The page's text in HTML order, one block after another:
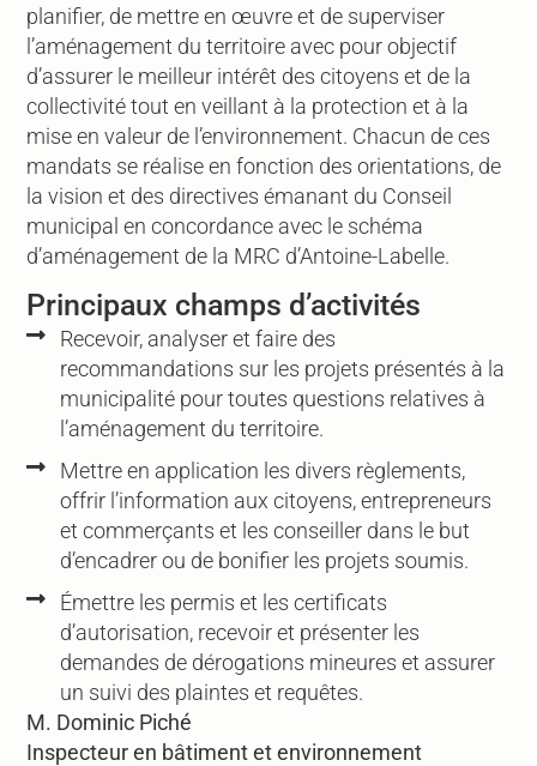
planifier, de mettre en œuvre et de superviser
l’aménagement du territoire avec pour objectif
d’assurer le meilleur intérêt des citoyens et de la
collectivité tout en veillant à la protection et à la
mise en valeur de l’environnement. Chacun de ces
mandats se réalise en fonction des orientations, de
la vision et des directives émanant du Conseil
municipal en concordance avec le schéma
d’aménagement de la MRC d’Antoine-Labelle.
Principaux champs d’activités
Recevoir, analyser et faire des
recommandations sur les projets présentés à la
municipalité pour toutes questions relatives à
l’aménagement du territoire.
Mettre en application les divers règlements,
offrir l’information aux citoyens, entrepreneurs
et commerçants et les conseiller dans le but
d’encadrer ou de bonifier les projets soumis.
Émettre les permis et les certificats
d’autorisation, recevoir et présenter les
demandes de dérogations mineures et assurer
un suivi des plaintes et requêtes.
M. Dominic Piché
Inspecteur en bâtiment et environnement